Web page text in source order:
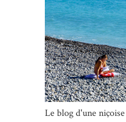
Le blog d'une